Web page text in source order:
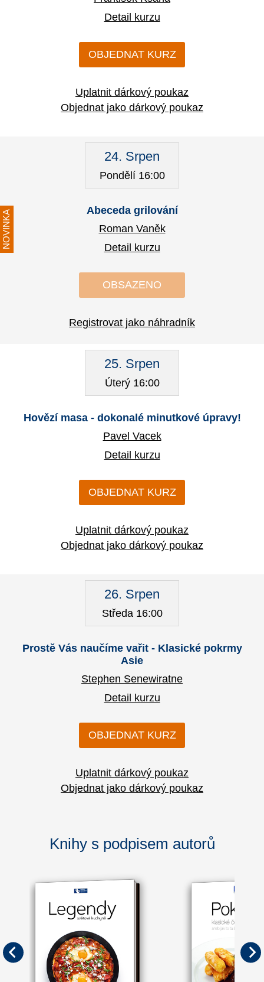
Detail kurzu
OBJEDNAT KURZ
Uplatnit dárkový poukaz
Objednat jako dárkový poukaz
24. Srpen
Pondělí 16:00
NOVINKA
Abeceda grilování
Roman Vaněk
Detail kurzu
OBSAZENO
Registrovat jako náhradník
25. Srpen
Úterý 16:00
Hovězí masa - dokonalé minutkové úpravy!
Pavel Vacek
Detail kurzu
OBJEDNAT KURZ
Uplatnit dárkový poukaz
Objednat jako dárkový poukaz
26. Srpen
Středa 16:00
Prostě Vás naučíme vařit - Klasické pokrmy
Asie
Stephen Senewiratne
Detail kurzu
OBJEDNAT KURZ
Uplatnit dárkový poukaz
Objednat jako dárkový poukaz
Knihy s podpisem autorů